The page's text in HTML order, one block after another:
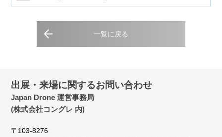
一覧に戻る
出展・来場に関するお問い合わせ
Japan Drone 運営事務局
(株式会社コングレ 内)
〒103-8276